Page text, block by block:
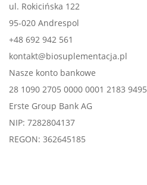
ul. Rokicińska 122
95-020 Andrespol
+48 692 942 561
kontakt@biosuplementacja.pl
Nasze konto bankowe
28 1090 2705 0000 0001 2183 9495
Erste Group Bank AG
NIP: 7282804137
REGON: 362645185